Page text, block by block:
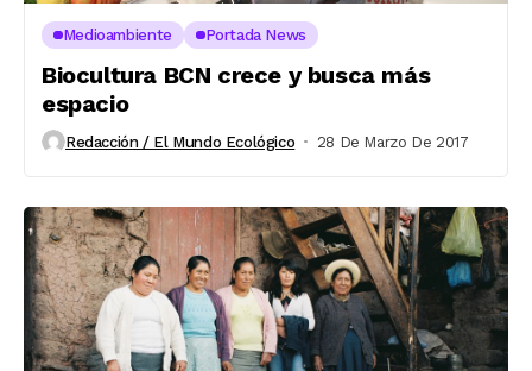
Medioambiente Portada News
Biocultura BCN crece y busca más
espacio
Redacción / El Mundo Ecológico 28 De Marzo De 2017